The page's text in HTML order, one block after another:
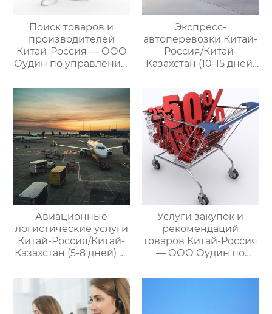
Поиск товаров и
производителей
Китай-Россия — ООО
Оудин по управлению
цепями поставок
Экспресс-
автоперевозки Китай-
Россия/Китай-
Казахстан (10-15 дней)
управлению
международными
цепями поставок
Авиационные
логистические услуги
Китай-Россия/Китай-
Казахстан (5-8 дней) —
управлению
международными
цепями поставок
Услуги закупок и
рекомендаций
товаров Китай-Россия
— ООО Оудин по
международными